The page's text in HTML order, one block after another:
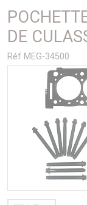
DE
Réf MEG-34500